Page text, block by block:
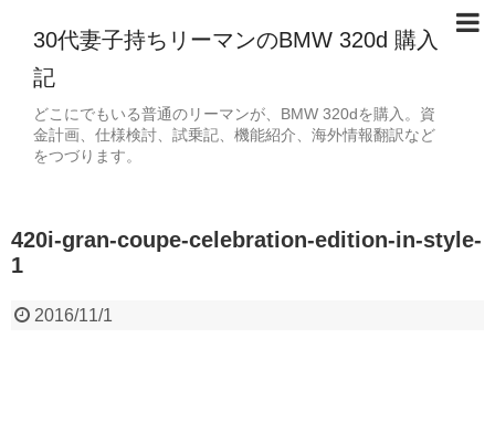
30代妻子持ちリーマンのBMW 320d 購入
記
どこにでもいる普通のリーマンが、BMW 320dを購入。資
金計画、仕様検討、試乗記、機能紹介、海外情報翻訳など
をつづります。
420i-gran-coupe-celebration-edition-in-style-
1
2016/11/1